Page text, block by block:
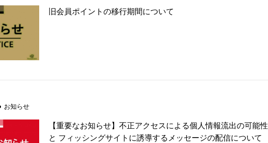
旧会員ポイントの移行期間について
お知らせ
【重要なお知らせ】不正アクセスによる個人情報流出の可能性
と フィッシングサイトに誘導するメッセージの配信について